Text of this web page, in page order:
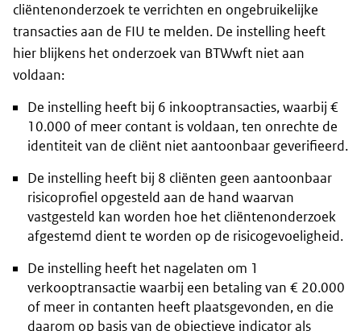
cliëntenonderzoek te verrichten en ongebruikelijke
transacties aan de FIU te melden. De instelling heeft
hier blijkens het onderzoek van BTWwft niet aan
voldaan:
De instelling heeft bij 6 inkooptransacties, waarbij €
10.000 of meer contant is voldaan, ten onrechte de
identiteit van de cliënt niet aantoonbaar geverifieerd.
De instelling heeft bij 8 cliënten geen aantoonbaar
risicoprofiel opgesteld aan de hand waarvan
vastgesteld kan worden hoe het cliëntenonderzoek
afgestemd dient te worden op de risicogevoeligheid.
De instelling heeft het nagelaten om 1
verkooptransactie waarbij een betaling van € 20.000
of meer in contanten heeft plaatsgevonden, en die
daarom op basis van de objectieve indicator als